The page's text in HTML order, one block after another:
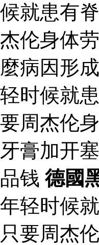
候就患有
杰伦身体
麼病因形
轻时候就
要周杰伦
牙膏加开
品钱德國
年轻时候
只要周杰